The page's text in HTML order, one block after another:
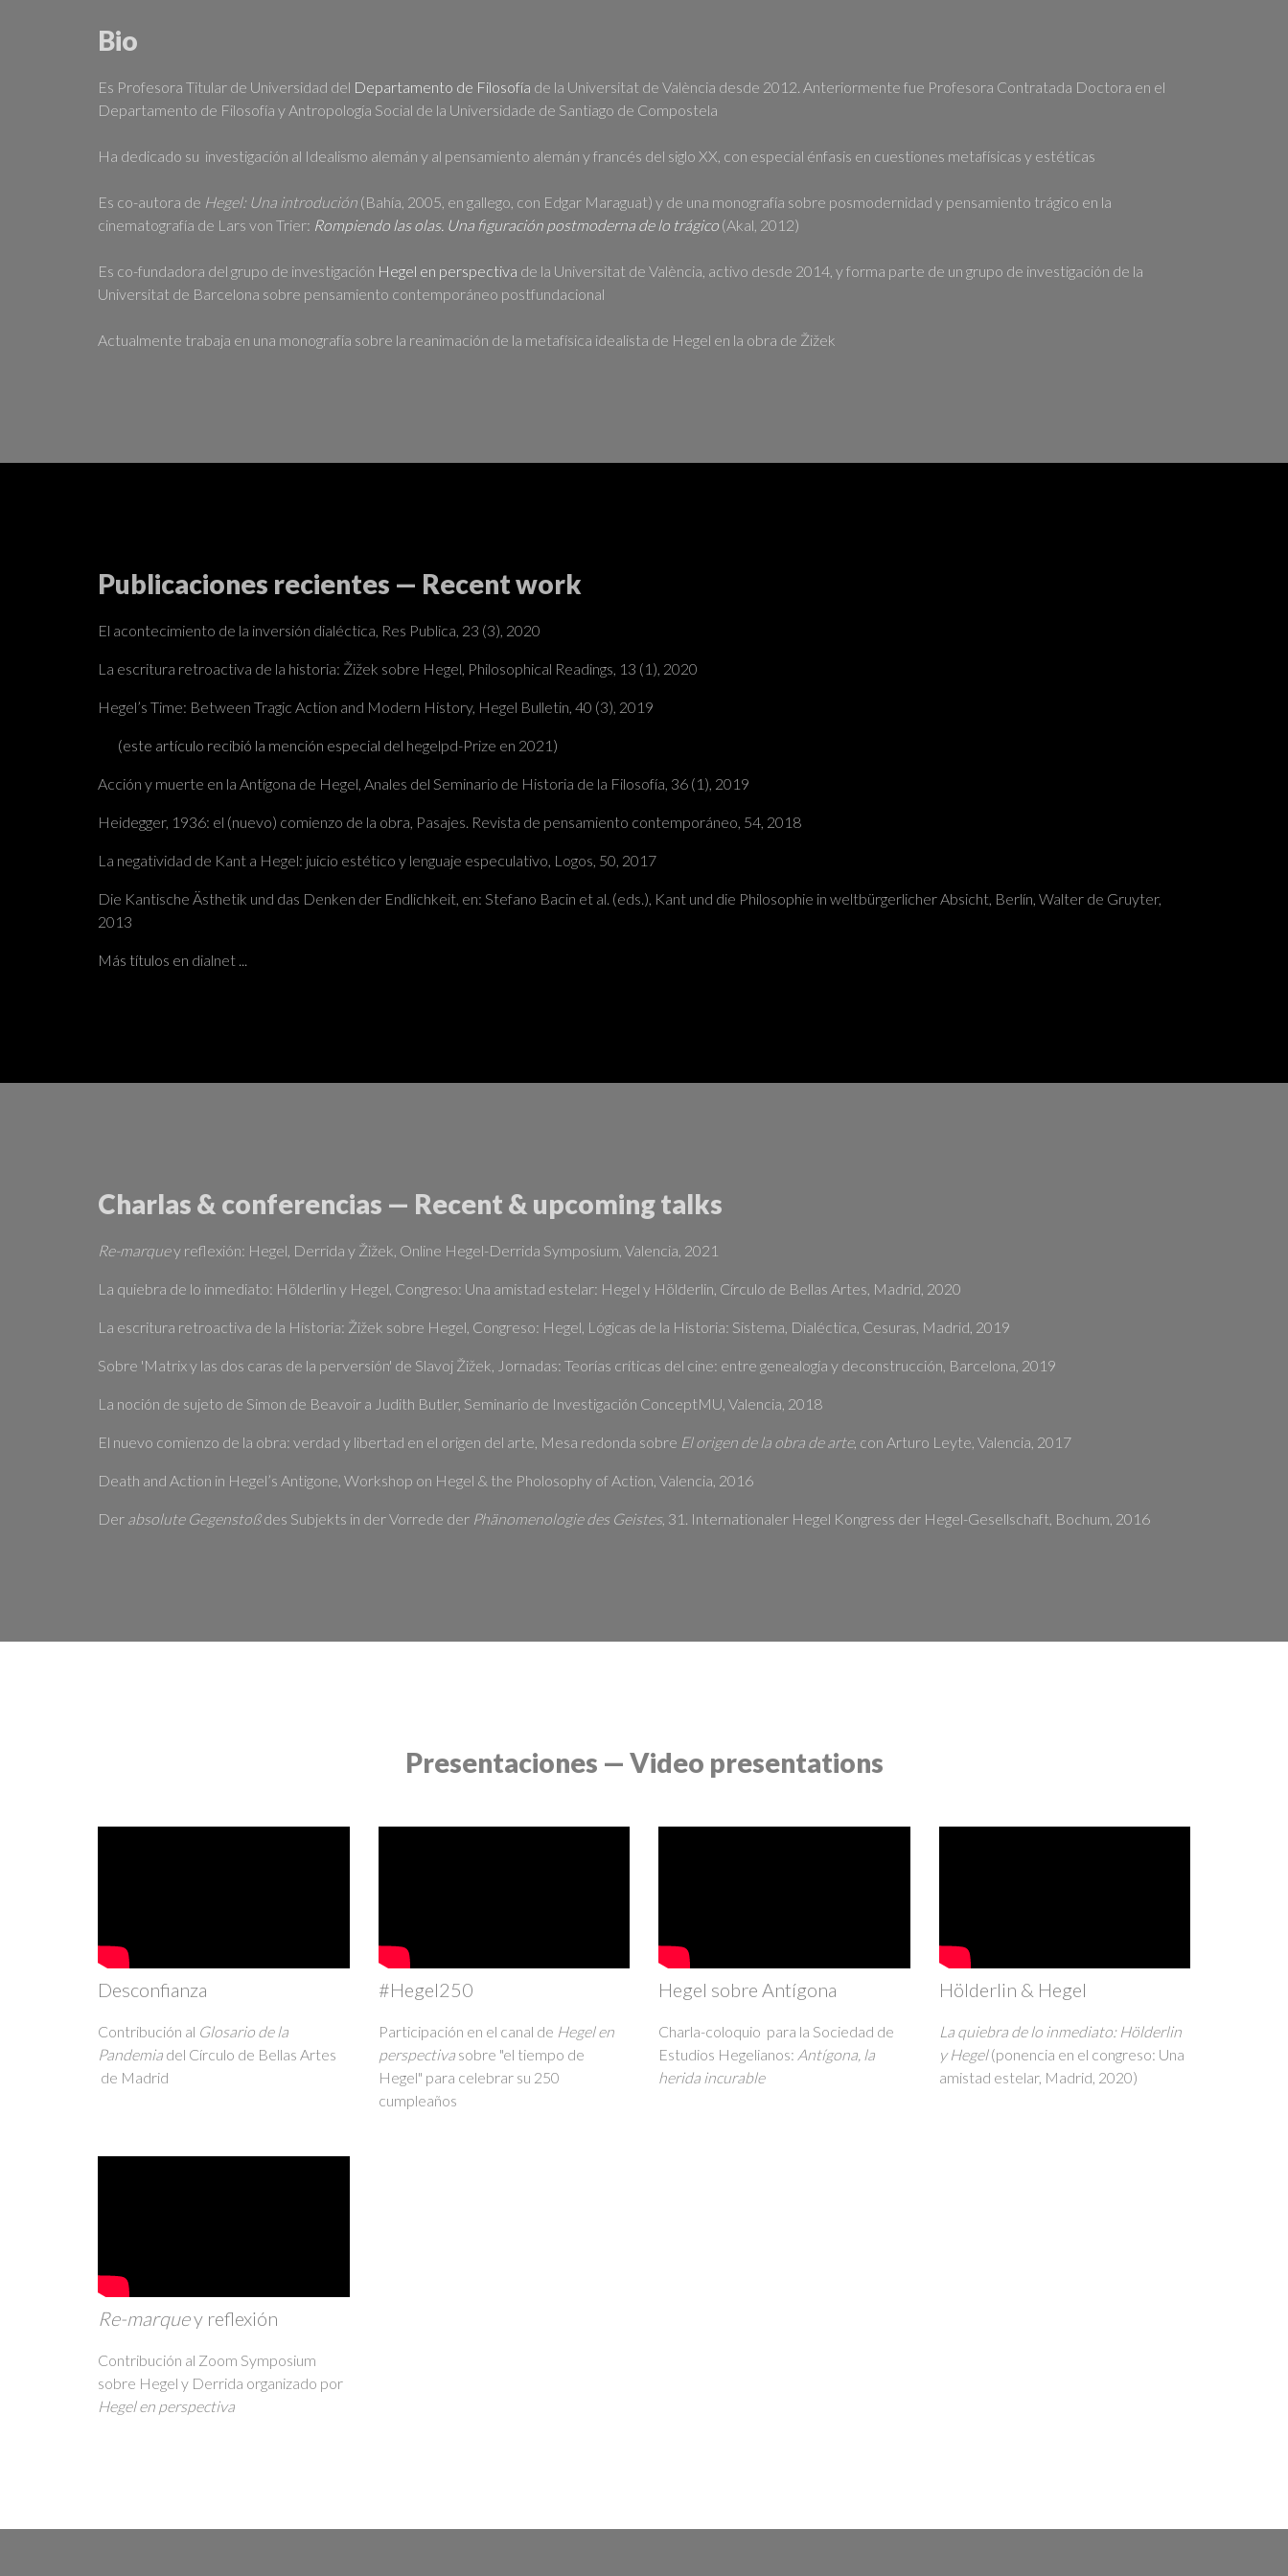
Bio
Es Profesora Titular de Universidad del Departamento de Filosofía de la Universitat de València desde 2012. Anteriormente fue Profesora Contratada Doctora en el
Departamento de Filosofía y Antropología Social de la Universidade de Santiago de Compostela
Ha dedicado su investigación al Idealismo alemán y al pensamiento alemán y francés del siglo XX, con especial énfasis en cuestiones metafísicas y estéticas
Es co-autora de Hegel: Una introdución (Bahía, 2005, en gallego, con Edgar Maraguat) y de una monografía sobre posmodernidad y pensamiento trágico en la
cinematografía de Lars von Trier: Rompiendo las olas. Una figuración postmoderna de lo trágico (Akal, 2012)
Es co-fundadora del grupo de investigación Hegel en perspectiva de la Universitat de València, activo desde 2014, y forma parte de un grupo de investigación de la
Universitat de Barcelona sobre pensamiento contemporáneo postfundacional
Actualmente trabaja en una monografía sobre la reanimación de la metafísica idealista de Hegel en la obra de Žižek
Publicaciones recientes — Recent work
El acontecimiento de la inversión dialéctica, Res Publica, 23 (3), 2020
La escritura retroactiva de la historia: Žižek sobre Hegel, Philosophical Readings, 13 (1), 2020
Hegel’s Time: Between Tragic Action and Modern History, Hegel Bulletin, 40 (3), 2019
(este artículo recibió la mención especial del hegelpd-Prize en 2021 )
Acción y muerte en la Antígona de Hegel, Anales del Seminario de Historia de la Filosofía, 36 (1), 2019
Heidegger, 1936: el (nuevo) comienzo de la obra, Pasajes. Revista de pensamiento contemporáneo, 54, 2018
La negatividad de Kant a Hegel: juicio estético y lenguaje especulativo, Logos, 50, 2017
Die Kantische Ästhetik und das Denken der Endlichkeit, en: Stefano Bacin et al. (eds.), Kant und die Philosophie in weltbürgerlicher Absicht, Berlín, Walter de Gruyter,
2013
Más títulos en dialnet ...
Charlas & conferencias — Recent & upcoming talks
Re-marquey reflexión: Hegel, Derrida y Žižek, Online Hegel-Derrida Symposium, Valencia, 2021
La quiebra de lo inmediato: Hölderlin y Hegel, Congreso: Una amistad estelar: Hegel y Hölderlin, Círculo de Bellas Artes, Madrid, 2020
La escritura retroactiva de la Historia: Žižek sobre Hegel, Congreso: Hegel, Lógicas de la Historia: Sistema, Dialéctica, Cesuras, Madrid, 2019
Sobre 'Matrix y las dos caras de la perversión' de Slavoj Žižek, Jornadas: Teorías críticas del cine: entre genealogía y deconstrucción, Barcelona, 2019
La noción de sujeto de Simon de Beavoir a Judith Butler, Seminario de Investigación ConceptMU, Valencia, 2018
El nuevo comienzo de la obra: verdad y libertad en el origen del arte, Mesa redonda sobre El origen de la obra de arte, con Arturo Leyte, Valencia, 2017
Death and Action in Hegel’s Antigone, Workshop on Hegel & the Pholosophy of Action, Valencia, 2016
Der absolute Gegenstoßdes Subjekts in der Vorrede der Phänomenologie des Geistes, 31. Internationaler Hegel Kongress der Hegel-Gesellschaft, Bochum, 2016
Presentaciones — Video presentations
Desconfianza
Contribución al Glosario de la
Pandemia del Círculo de Bellas Artes
de Madrid
#Hegel250
Participación en el canal de Hegel en
perspectivasobre "el tiempo de
Hegel" para celebrar su 250
cumpleaños
Hegel sobre Antígona
Charla-coloquio para la Sociedad de
Estudios Hegelianos: Antígona, la
herida incurable
Hölderlin & Hegel
La quiebra de lo inmediato: Hölderlin
y Hegel(ponencia en el congreso: Una
amistad estelar, Madrid, 2020)
Re-marquey reflexión
Contribución al Zoom Symposium
sobre Hegel y Derrida organizado por
Hegel en perspectiva